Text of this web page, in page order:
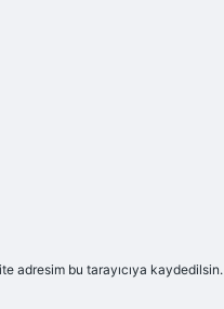
adresim bu tarayıcıya kaydedilsin.